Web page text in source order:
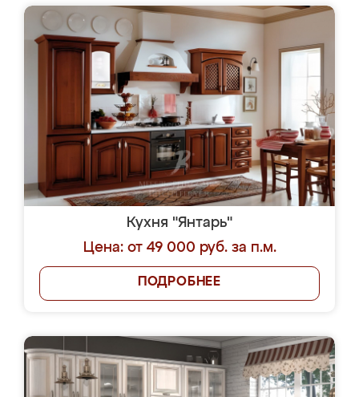
Кухня "Янтарь"
Цена: от 49 000 руб. за п.м.
ПОДРОБНЕЕ